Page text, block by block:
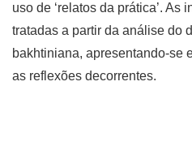
uso de ‘relatos da prática’. As
tratadas a partir da análise do
bakhtiniana, apresentando-se
as reflexões decorrentes.